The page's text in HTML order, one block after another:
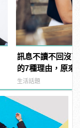
訊息不讀不回沒
的7種理由，原來
生活話題